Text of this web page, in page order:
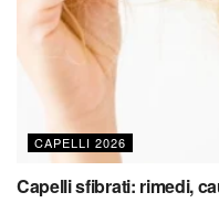
CAPELLI 2026
Capelli sfibrati: rimedi,